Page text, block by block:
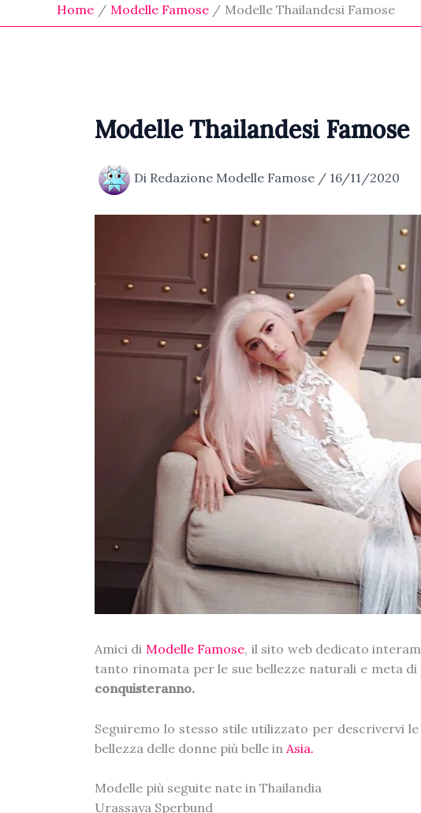
Home Modelle Famose Modelle Thailandesi Famose
Modelle Thailandesi Famose
Di Redazione Modelle Famose / 16/11/2020
Amici di Modelle Famose, il sito web dedicato
tanto rinomata per le sue bellezze naturali e meta
conquisteranno.
Seguiremo lo stesso stile utilizzato per descrivervi le
bellezza delle donne più belle in Asia.
Modelle più seguite nate in Thailandia
Urassaya Sperbund